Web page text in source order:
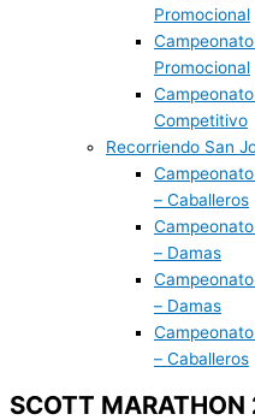
Promocional
Promocional
Competitivo
Recorriendo San
– Caballeros
– Damas
– Damas
– Caballeros
SCOTT